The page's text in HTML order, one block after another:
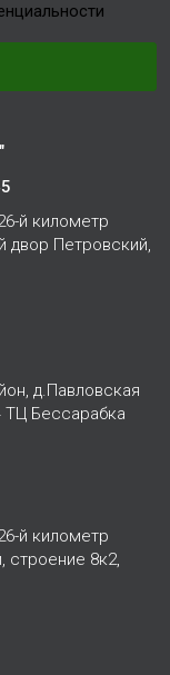
й километр
двор Петровский,
д.Павловская
ТЦ Бессарабка
й километр
8к2,